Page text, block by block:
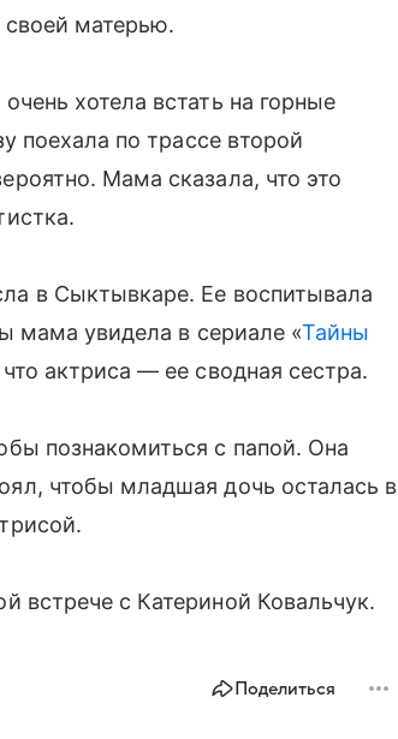
своей матерью.
хотела встать на горные
поехала по трассе второй
Мама сказала, что это
в Сыктывкаре. Ее воспитывала
мама увидела в сериале «Тайны
актриса — ее сводная сестра.
познакомиться с папой. Она
чтобы младшая дочь осталась в
встрече с Катериной Ковальчук.
Поделиться